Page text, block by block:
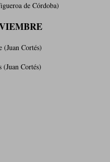
de Córdoba)
(Juan Cortés)
Cortés)